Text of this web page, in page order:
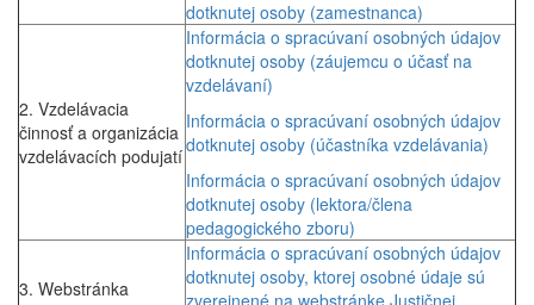
dotknutej osoby (zamestnanca)
2. Vzdelávacia
činnosť a organizácia
vzdelávacích podujatí
Informácia o spracúvaní osobných údajov
dotknutej osoby (záujemcu o účasť na
vzdelávaní)
Informácia o spracúvaní osobných údajov
dotknutej osoby (účastníka vzdelávania)
Informácia o spracúvaní osobných údajov
dotknutej osoby (lektora/člena
pedagogického zboru)
3. Webstránka
Informácia o spracúvaní osobných údajov
dotknutej osoby, ktorej osobné údaje sú
zverejnené na webstránke Justičnej